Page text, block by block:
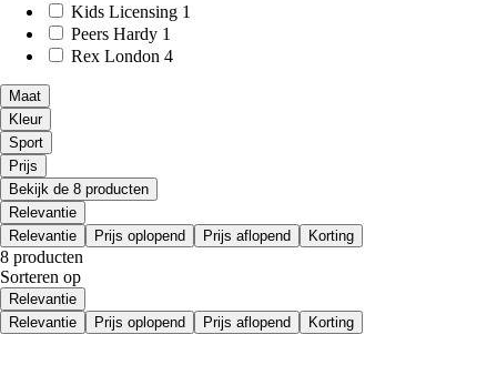
Kids Licensing 1
Peers Hardy 1
Rex London 4
Maat
Kleur
Sport
Prijs
Bekijk de 8 producten
Relevantie
Relevantie
Prijs oplopend Prijs aflopend Korting
8 producten
Sorteren op
Relevantie
Relevantie
Prijs oplopend Prijs aflopend Korting